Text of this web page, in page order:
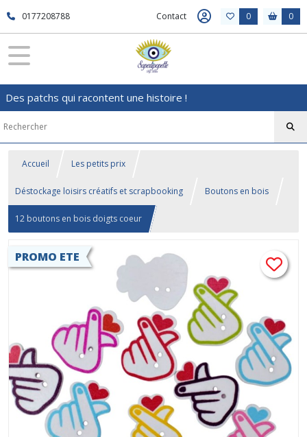
0177208788 Contact 0 0
Des patchs qui racontent une histoire !
Accueil Les petits prix
Déstockage loisirs créatifs et scrapbooking Boutons en bois
12 boutons en bois doigts coeur
PROMO ETE